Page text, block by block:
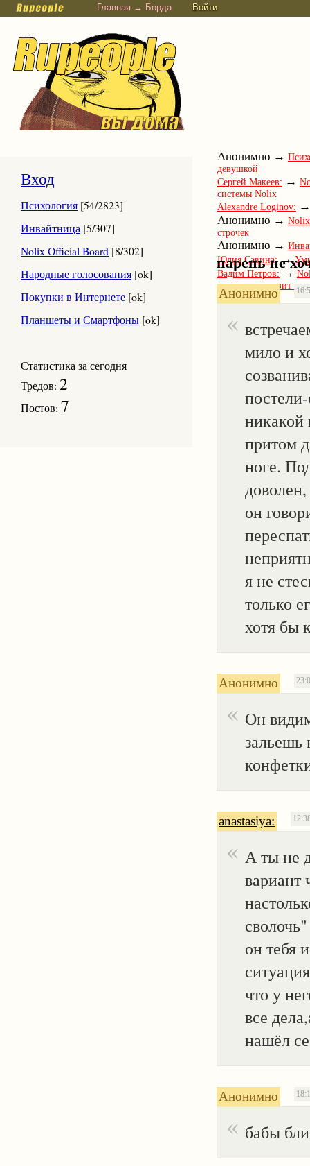
Главная → Борда Войти
Анонимно →
девушкой
Сергей Макеев: →
системы Nolix
Alexandre Loginov:
Анонимно →
строчек
Анонимно →
Юлия Савина:→
Вадим Петров: →
человеку вылазит или
Вход
Психология [54/2823]
Инвайтница [5/307]
Nolix Official Board [8/302]
Народные голосования [ok]
Покупки в Интернете [ok]
Планшеты и Смартфоны [ok]
Статистика за сегодня
Тредов: 2
Постов: 7
парень не
Анонимно
мило и
никакой
притом
ноге.
он
я не
только
хотя бы
Анонимно
Он
зальешь
anastasiya:
А ты не
вариант
он тебя
что у
все
нашёл
Анонимно
бабы